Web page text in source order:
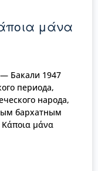
μάνα
Бакали 1947
периода,
народа,
бархатным
Κάποια μάνα